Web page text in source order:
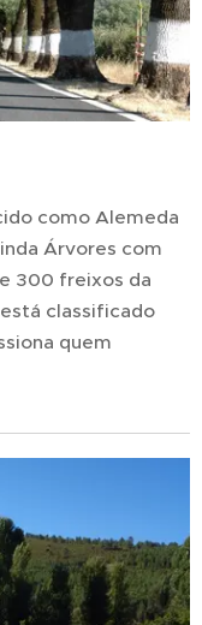
como Alemeda
Árvores com
300 freixos da
classificado
quem